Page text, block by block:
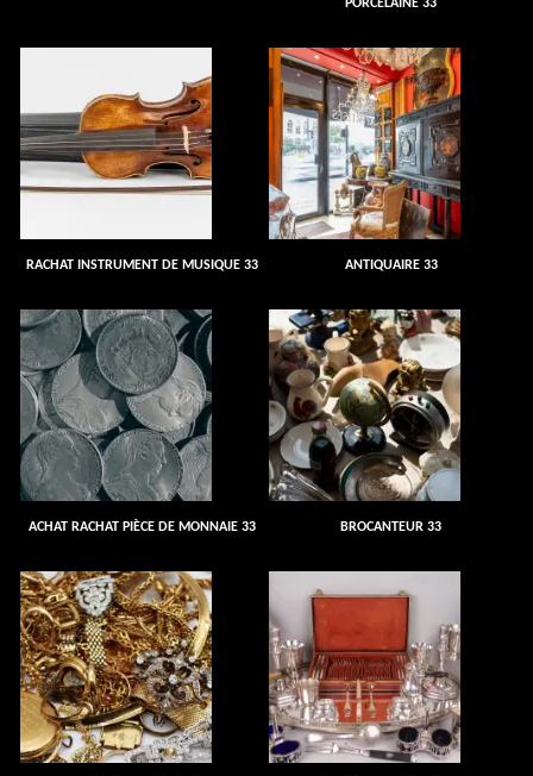
PORCELAINE 33
RACHAT INSTRUMENT DE MUSIQUE 33 ANTIQUAIRE 33
ACHAT RACHAT PIÈCE DE MONNAIE 33 BROCANTEUR 33